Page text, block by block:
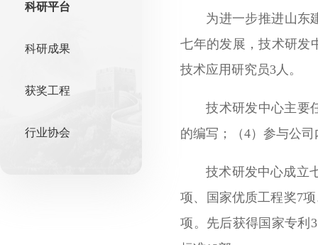
科研平台
科研成果
获奖工程
行业协会
为进一步推进山东
七年的发展，技术研发
技术应用研究员3人。
技术研发中心主要
的编写；（4）参与公
技术研发中心成立
项、国家优质工程奖7
项。先后获得国家专利